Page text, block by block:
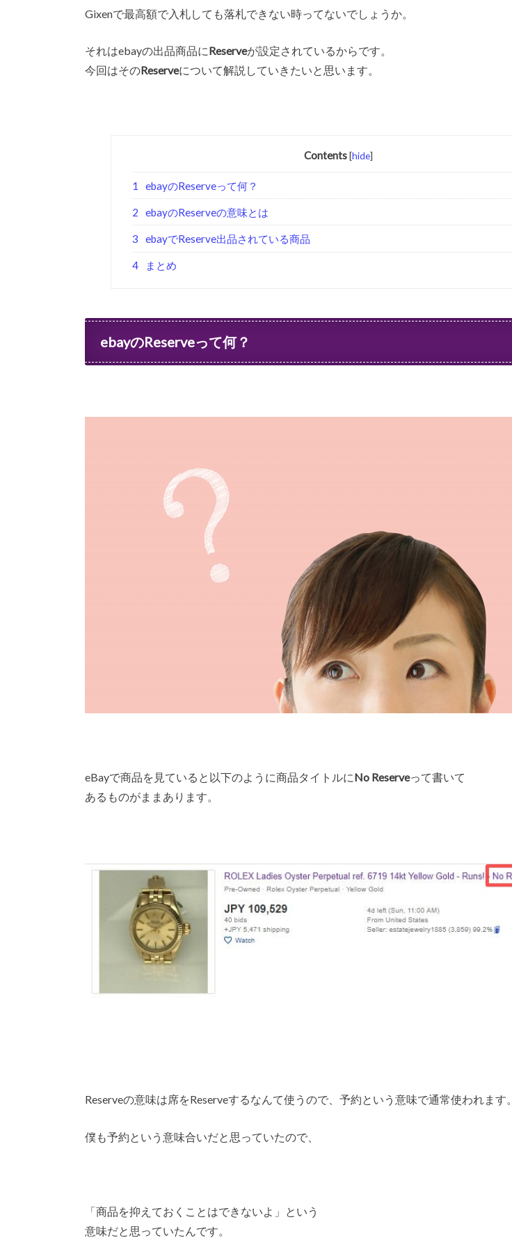
Gixenで最高額で入札しても落札できない時ってないでしょうか。
それはebayの出品商品にReserveが設定されているからです。
今回はそのReserveについて解説していきたいと思います。
Contents [hide]
1 ebayのReserveって何？
2 ebayのReserveの意味とは
3 ebayでReserve出品されている商品
4 まとめ
ebayのReserveって何？
eBayで商品を見ていると以下のように商品タイトルにNo Reserveって書いて
あるものがままあります。
Reserveの意味は席をReserveするなんて使うので、予約という意味で通常使われます。
僕も予約という意味合いだと思っていたので、
「商品を抑えておくことはできないよ」という
意味だと思っていたんです。